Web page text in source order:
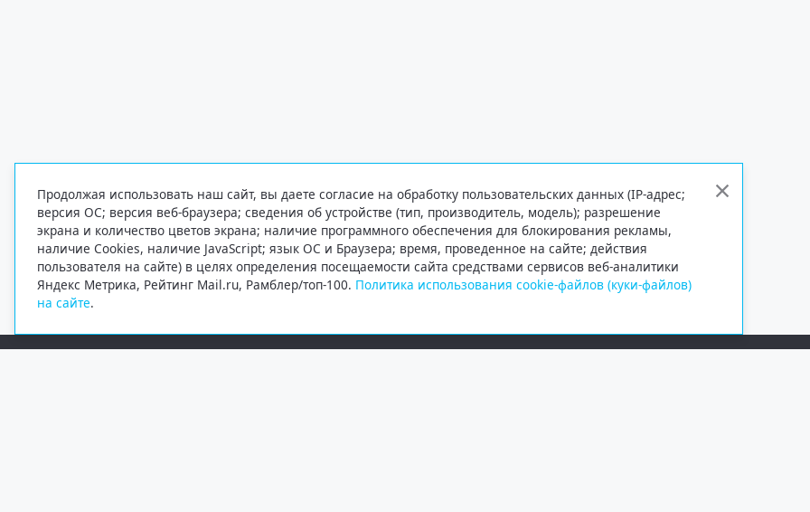
Продолжая использовать наш сайт, вы даете согласие на обработку пользовательских данных (IP-адрес;
версия ОС; версия веб-браузера; сведения об устройстве (тип, производитель, модель); разрешение
экрана и количество цветов экрана; наличие программного обеспечения для блокирования рекламы,
наличие Cookies, наличие JavaScript; язык ОС и Браузера; время, проведенное на сайте; действия
пользователя на сайте) в целях определения посещаемости сайта средствами сервисов веб-аналитики
Яндекс Метрика, Рейтинг Mail.ru, Рамблер/топ-100. Политика использования cookie-файлов (куки-файлов)
на сайте.